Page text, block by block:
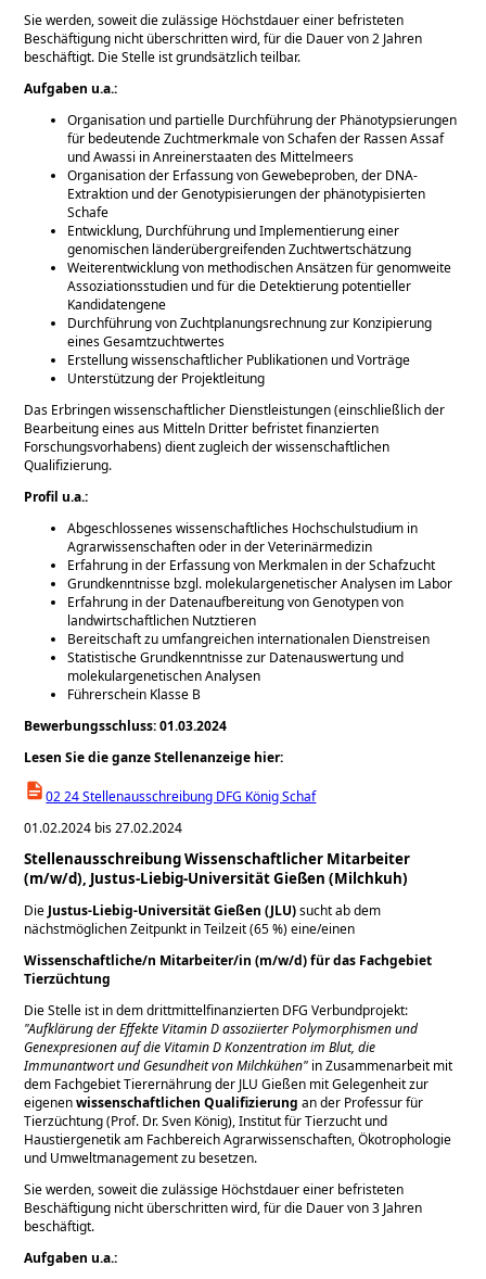
Sie werden, soweit die zulässige Höchstdauer einer befristeten
Beschäftigung nicht überschritten wird, für die Dauer von 2 Jahren
beschäftigt. Die Stelle ist grundsätzlich teilbar.
Aufgaben u.a.:
Organisation und partielle Durchführung der Phänotypsierungen
für bedeutende Zuchtmerkmale von Schafen der Rassen Assaf
und Awassi in Anreinerstaaten des Mittelmeers
Organisation der Erfassung von Gewebeproben, der DNA-
Extraktion und der Genotypisierungen der phänotypisierten
Schafe
Entwicklung, Durchführung und Implementierung einer
genomischen länderübergreifenden Zuchtwertschätzung
Weiterentwicklung von methodischen Ansätzen für genomweite
Assoziationsstudien und für die Detektierung potentieller
Kandidatengene
Durchführung von Zuchtplanungsrechnung zur Konzipierung
eines Gesamtzuchtwertes
Erstellung wissenschaftlicher Publikationen und Vorträge
Unterstützung der Projektleitung
Das Erbringen wissenschaftlicher Dienstleistungen (einschließlich der
Bearbeitung eines aus Mitteln Dritter befristet finanzierten
Forschungsvorhabens) dient zugleich der wissenschaftlichen
Qualifizierung.
Profil u.a.:
Abgeschlossenes wissenschaftliches Hochschulstudium in
Agrarwissenschaften oder in der Veterinärmedizin
Erfahrung in der Erfassung von Merkmalen in der Schafzucht
Grundkenntnisse bzgl. molekulargenetischer Analysen im Labor
Erfahrung in der Datenaufbereitung von Genotypen von
landwirtschaftlichen Nutztieren
Bereitschaft zu umfangreichen internationalen Dienstreisen
Statistische Grundkenntnisse zur Datenauswertung und
molekulargenetischen Analysen
Führerschein Klasse B
Bewerbungsschluss: 01.03.2024
Lesen Sie die ganze Stellenanzeige hier:
02 24 Stellenausschreibung DFG König Schaf
01.02.2024 bis 27.02.2024
Stellenausschreibung Wissenschaftlicher Mitarbeiter
(m/w/d), Justus-Liebig-Universität Gießen (Milchkuh)
Die Justus-Liebig-Universität Gießen (JLU)sucht ab dem
nächstmöglichen Zeitpunkt in Teilzeit (65 %) eine/einen
Wissenschaftliche/n Mitarbeiter/in (m/w/d) für das Fachgebiet
Tierzüchtung
Die Stelle ist in dem drittmittelfinanzierten DFG Verbundprojekt:
Aufklärung der Effekte Vitamin D assoziierter Polymorphismen und
Genexpresionen auf die Vitamin D Konzentration im Blut, die
Immunantwort und Gesundheit von Milchkühen in Zusammenarbeit mit
dem Fachgebiet Tierernährung der JLU Gießen mit Gelegenheit zur
eigenenwissenschaftlichen Qualifizierung an der Professur für
Tierzüchtung (Prof. Dr. Sven König), Institut für Tierzucht und
Haustiergenetik am Fachbereich Agrarwissenschaften, Ökotrophologie
und Umweltmanagement zu besetzen.
Sie werden, soweit die zulässige Höchstdauer einer befristeten
Beschäftigung nicht überschritten wird, für die Dauer von 3 Jahren
beschäftigt.
Aufgaben u.a.: